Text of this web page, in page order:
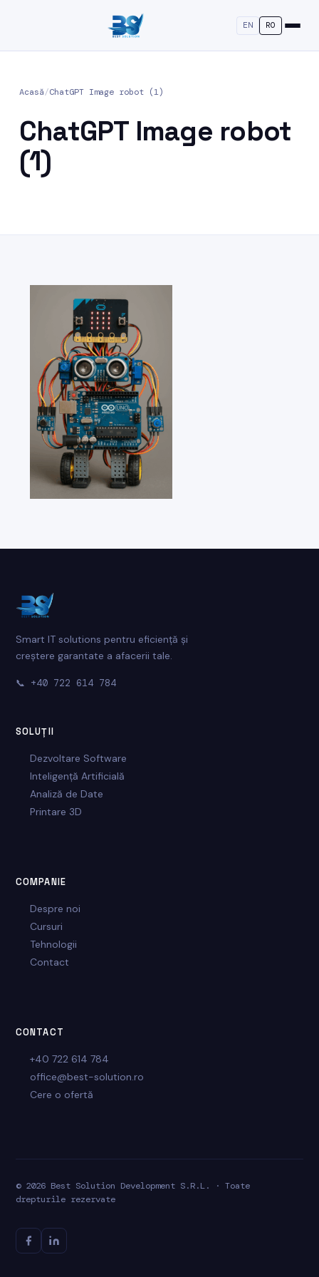
EN RO
Acasă/ChatGPT Image robot (1)
ChatGPT Image robot
(1)
Smart IT solutions pentru eficiență și
creștere garantate a afacerii tale.
📞 +40 722 614 784
SOLUȚII
Dezvoltare Software
Inteligență Artificială
Analiză de Date
Printare 3D
COMPANIE
Despre noi
Cursuri
Tehnologii
Contact
CONTACT
+40 722 614 784
office@best-solution.ro
Cere o ofertă
© 2026 Best Solution Development S.R.L. · Toate
drepturile rezervate